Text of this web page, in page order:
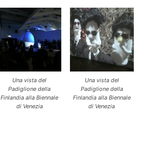
Una vista del
Padiglione della
Finlandia alla Biennale
di Venezia
Una vista del
Padiglione della
Finlandia alla Biennale
di Venezia